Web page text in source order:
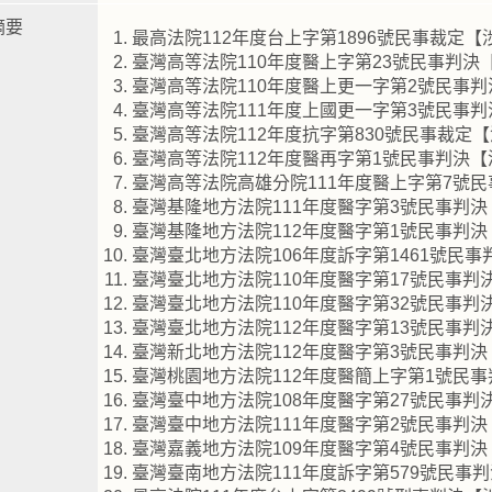
要
最高法院112年度台上字第1896號民事裁定【
臺灣高等法院110年度醫上字第23號民事判決
臺灣高等法院110年度醫上更一字第2號民事
臺灣高等法院111年度上國更一字第3號民事
臺灣高等法院112年度抗字第830號民事裁定
臺灣高等法院112年度醫再字第1號民事判決
臺灣高等法院高雄分院111年度醫上字第7號
臺灣基隆地方法院111年度醫字第3號民事判
臺灣基隆地方法院112年度醫字第1號民事判
臺灣臺北地方法院106年度訴字第1461號民事
臺灣臺北地方法院110年度醫字第17號民事判
臺灣臺北地方法院110年度醫字第32號民事判
臺灣臺北地方法院112年度醫字第13號民事判
臺灣新北地方法院112年度醫字第3號民事判
臺灣桃園地方法院112年度醫簡上字第1號民
臺灣臺中地方法院108年度醫字第27號民事判
臺灣臺中地方法院111年度醫字第2號民事判
臺灣嘉義地方法院109年度醫字第4號民事判
臺灣臺南地方法院111年度訴字第579號民事